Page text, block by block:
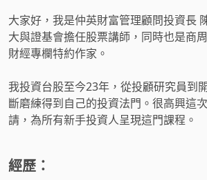
大家好，我是仲英財富管理顧問投資長
大與證基會擔任股票講師，同時也是商
財經專欄特約作家。
我投資台股至今23年，從投顧研究員到
斷磨練得到自己的投資法門。很高興這
請，為所有新手投資人呈現這門課程。
經歷：